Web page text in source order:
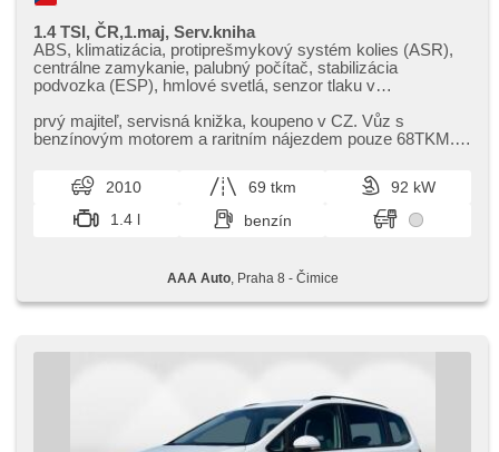
1.4 TSI, ČR,1.maj, Serv.kniha
ABS, klimatizácia, protiprešmykový systém kolies (ASR),
centrálne zamykanie, palubný počítač, stabilizácia
podvozka (ESP), hmlové svetlá, senzor tlaku v
riadenia, el. okná, autorádio, manuálna prevodovka
prvý majiteľ,​ servisná knižka,​ koupeno v CZ. Vůz s
benzínovým motorem a raritním nájezdem pouze 68TKM.
2010 69 tkm
92 kW
1.4 l
benzín
AAA Auto, Praha 8 - Čimice